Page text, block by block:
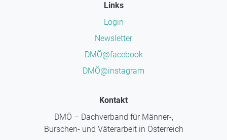
Links
Login
Newsletter
DMÖ@facebook
DMÖ@instagram
Kontakt
DMÖ – Dachverband für Männer-,
Burschen- und Väterarbeit in Österreich